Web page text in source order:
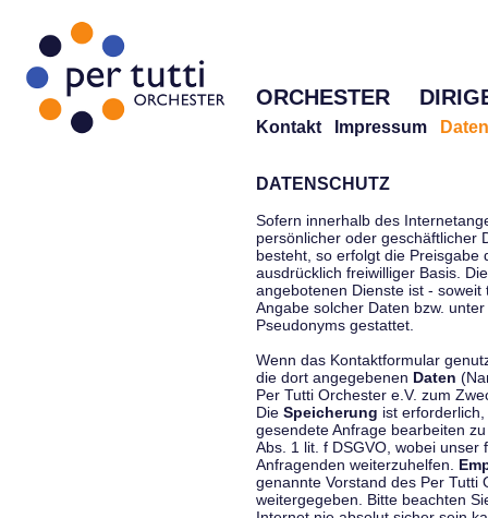
ORCHESTER
Kontakt Impressum
DATENSCHUTZ
Sofern innerhalb des
persönlicher oder geschäftlicher
besteht, so erfolgt die Preisgabe
ausdrücklich freiwilliger Basis.
angebotenen Dienste ist -
Angabe solcher Daten bzw.
Pseudonyms gestattet.
Wenn das Kontaktformular
die dort angegebenen Daten
Per Tutti Orchester e.V. zum
Die Speicherung ist
gesendete Anfrage bearbeiten
Abs. 1 lit. f DSGVO, wobei
Anfragenden weiterzuhelfen.
genannte Vorstand des Per Tutti
weitergegeben. Bitte beachten